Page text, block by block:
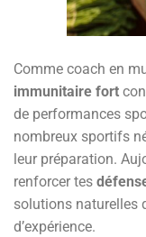
Comme coach en
immunitaire fort
de performances
nombreux sportifs
leur préparation.
renforcer tes
solutions naturelles
d’expérience.